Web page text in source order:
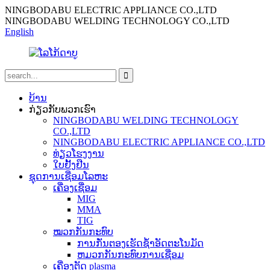
NINGBODABU ELECTRIC APPLIANCE CO.,LTD
NINGBODABU WELDING TECHNOLOGY CO.,LTD
English
ບ້ານ
ກ່ຽວກັບພວກເຮົາ
NINGBODABU WELDING TECHNOLOGY
CO.,LTD
NINGBODABU ELECTRIC APPLIANCE CO.,LTD
ທ່ຽວໂຮງງານ
ໃບຢັ້ງຢືນ
ຊຸດການເຊື່ອມໂລຫະ
ເຄື່ອງເຊື່ອມ
MIG
MMA
TIG
ໝວກກັນກະທົບ
ການກັ່ນຕອງເຮັດຊ້ໍາອັດຕະໂນມັດ
ຫມວກກັນກະທົບການເຊື່ອມ
ເຄື່ອງຕັດ plasma